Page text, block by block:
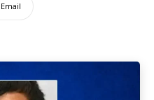
Email